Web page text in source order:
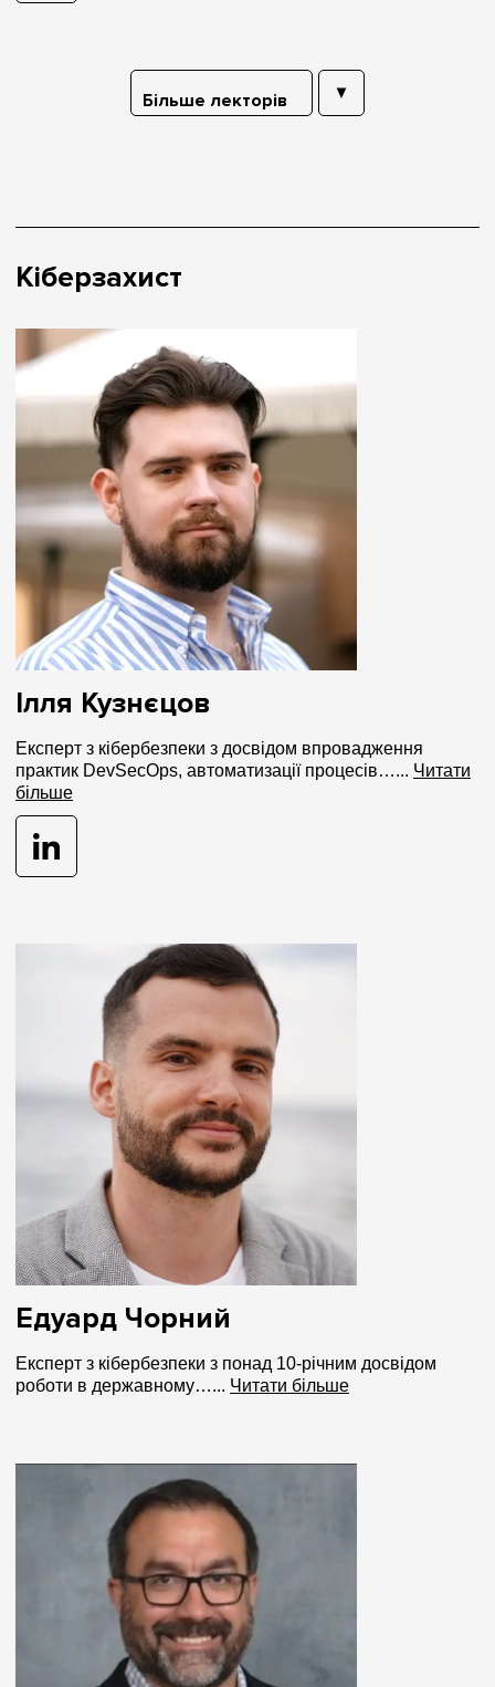
Більше лекторів
Кіберзахист
Ілля Кузнєцов
Експерт з кібербезпеки з досвідом впровадження
практик DevSecOps, автоматизації процесів…... Читати
більше
Едуард Чорний
Експерт з кібербезпеки з понад 10-річним досвідом
роботи в державному…... Читати більше